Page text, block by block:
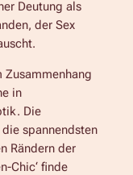
Deutung als
der Sex
Zusammenhang
in
Die
spannendsten
Rändern der
Chic‘ finde